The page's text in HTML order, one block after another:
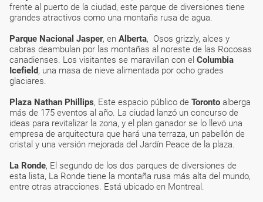
frente al puerto de la ciudad, este parque de diversiones tiene
grandes atractivos como una montaña rusa de agua.
Parque Nacional Jasper, en Alberta, Osos grizzly, alces y
cabras deambulan por las montañas al noreste de las Rocosas
canadienses. Los visitantes se maravillan con el Columbia
Icefield, una masa de nieve alimentada por ocho grades
glaciares.
Plaza Nathan Phillips, Este espacio público de Toronto alberga
más de 175 eventos al año. La ciudad lanzó un concurso de
ideas para revitalizar la zona, y el plan ganador se lo llevó una
empresa de arquitectura que hará una terraza, un pabellón de
cristal y una versión mejorada del Jardín Peace de la plaza.
La Ronde, El segundo de los dos parques de diversiones de
esta lista, La Ronde tiene la montaña rusa más alta del mundo,
entre otras atracciones. Está ubicado en Montreal.